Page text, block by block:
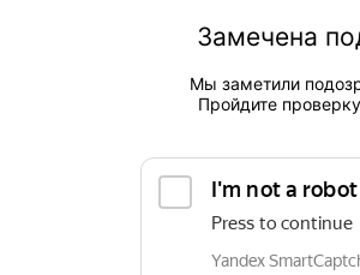
Замечена
Мы заметили
Пройдите